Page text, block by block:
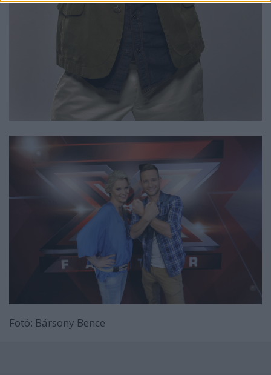
Fotó: Bársony Bence